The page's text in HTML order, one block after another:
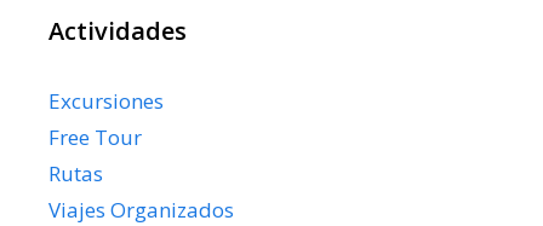
Actividades
Excursiones
Free Tour
Rutas
Viajes Organizados